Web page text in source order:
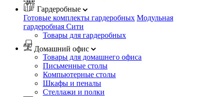
Гардеробные
Готовые комплекты гардеробных Модульная
гардеробная Сити
Товары для гардеробных
Домашний офис
Товары для домашнего офиса
Письменные столы
Компьютерные столы
Шкафы и пеналы
Стеллажи и полки